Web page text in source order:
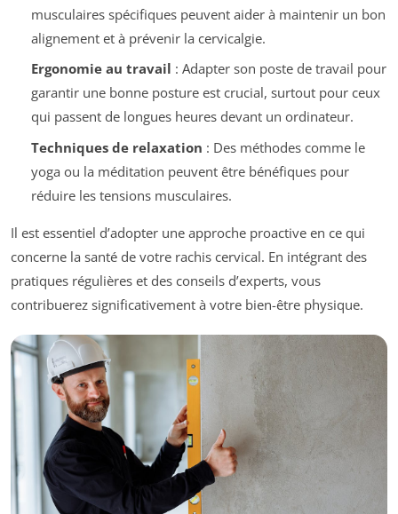
musculaires spécifiques peuvent aider à maintenir un bon
alignement et à prévenir la cervicalgie.
Ergonomie au travail : Adapter son poste de travail pour
garantir une bonne posture est crucial, surtout pour ceux
qui passent de longues heures devant un ordinateur.
Techniques de relaxation : Des méthodes comme le
yoga ou la méditation peuvent être bénéfiques pour
réduire les tensions musculaires.
Il est essentiel d’adopter une approche proactive en ce qui
concerne la santé de votre rachis cervical. En intégrant des
pratiques régulières et des conseils d’experts, vous
contribuerez significativement à votre bien-être physique.